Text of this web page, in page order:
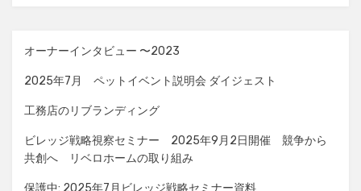
ョ
ン
オーナーインタビュー 〜2023
2025年7月 ペットイベント説明会 ダイジェスト
工務店のリブランディング
ビレッジ戦略視察セミナー 2025年9月2日開催 競争から
共創へ リベロホームの取り組み
保護中: 2025年7月ビレッジ戦略セミナー資料